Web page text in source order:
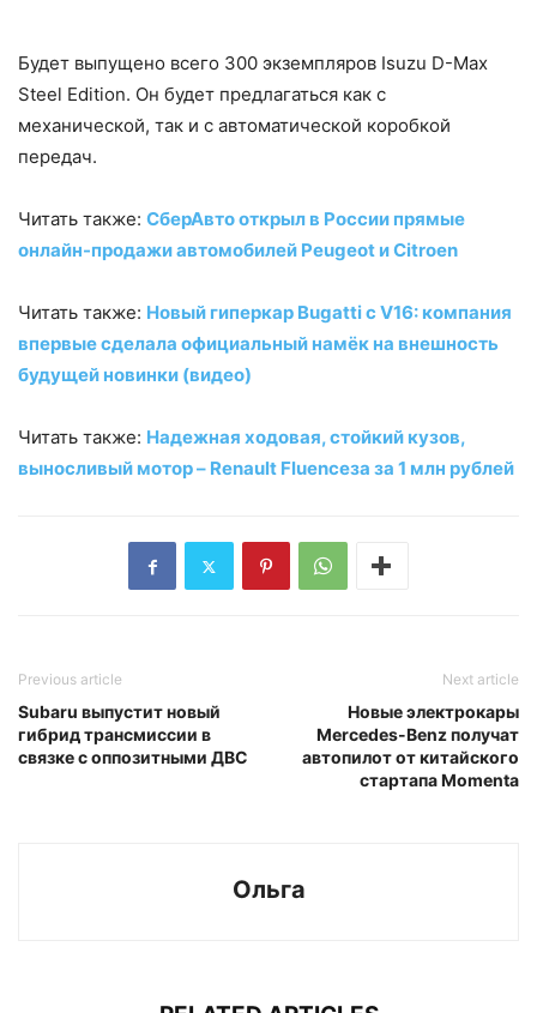
Будет выпущено всего 300 экземпляров Isuzu D-Max
Steel Edition. Он будет предлагаться как с
механической, так и с автоматической коробкой
передач.
Читать также: СберАвто открыл в России прямые
онлайн-продажи автомобилей Peugeot и Citroen
Читать также: Новый гиперкар Bugatti с V16: компания
впервые сделала официальный намёк на внешность
будущей новинки (видео)
Читать также: Надежная ходовая, стойкий кузов,
выносливый мотор – Renault Fluenceза за 1 млн рублей
Previous article
Subaru выпустит новый
гибрид трансмиссии в
связке с оппозитными ДВС
Next article
Новые электрокары
Mercedes-Benz получат
автопилот от китайского
стартапа Momenta
Ольга